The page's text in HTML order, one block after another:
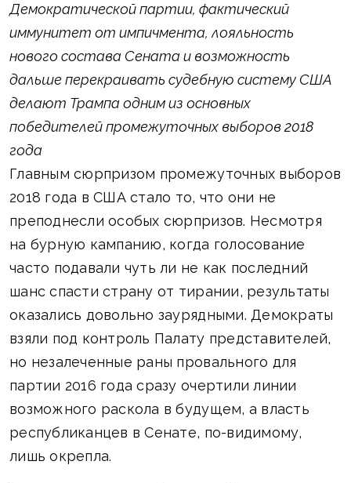
Демократической партии, фактический
иммунитет от импичмента, лояльность
нового состава Сената и возможность
дальше перекраивать судебную систему США
делают Трампа одним из основных
победителей промежуточных выборов 2018
года
Главным сюрпризом промежуточных выборов
2018 года в США стало то, что они не
преподнесли особых сюрпризов. Несмотря
на бурную кампанию, когда голосование
часто подавали чуть ли не как последний
шанс спасти страну от тирании, результаты
оказались довольно заурядными. Демократы
взяли под контроль Палату представителей,
но незалеченные раны провального для
партии 2016 года сразу очертили линии
возможного раскола в будущем, а власть
республиканцев в Сенате, по-видимому,
лишь окрепла.